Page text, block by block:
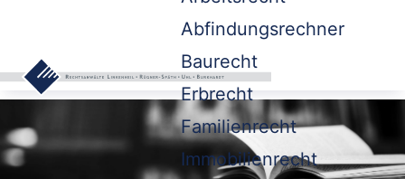
Abfindungsrechner
Baurecht
Erbrecht
Familienrecht
Immobilienrecht